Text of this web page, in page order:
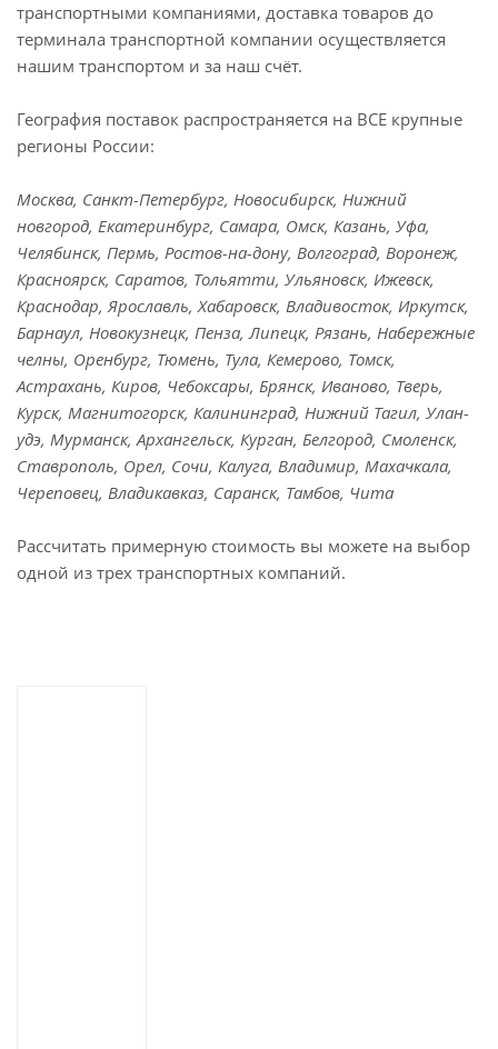
транспортными компаниями, доставка товаров до
терминала транспортной компании осуществляется
нашим транспортом и за наш счёт.
География поставок распространяется на ВСЕ крупные
регионы России:
Москва, Санкт-Петербург, Новосибирск, Нижний
новгород, Екатеринбург, Самара, Омск, Казань, Уфа,
Челябинск, Пермь, Ростов-на-дону, Волгоград, Воронеж,
Красноярск, Саратов, Тольятти, Ульяновск, Ижевск,
Краснодар, Ярославль, Хабаровск, Владивосток, Иркутск,
Барнаул, Новокузнецк, Пенза, Липецк, Рязань, Набережные
челны, Оренбург, Тюмень, Тула, Кемерово, Томск,
Астрахань, Киров, Чебоксары, Брянск, Иваново, Тверь,
Курск, Магнитогорск, Калининград, Нижний Тагил, Улан-
удэ, Мурманск, Архангельск, Курган, Белгород, Смоленск,
Ставрополь, Орел, Сочи, Калуга, Владимир, Махачкала,
Череповец, Владикавказ, Саранск, Тамбов, Чита
Рассчитать примерную стоимость вы можете на выбор
одной из трех транспортных компаний.